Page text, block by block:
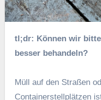
tl;dr: Können wir bitte gemeinschaftliche Räume
besser behandeln?
Müll auf den Straßen
Containerstellplätzen